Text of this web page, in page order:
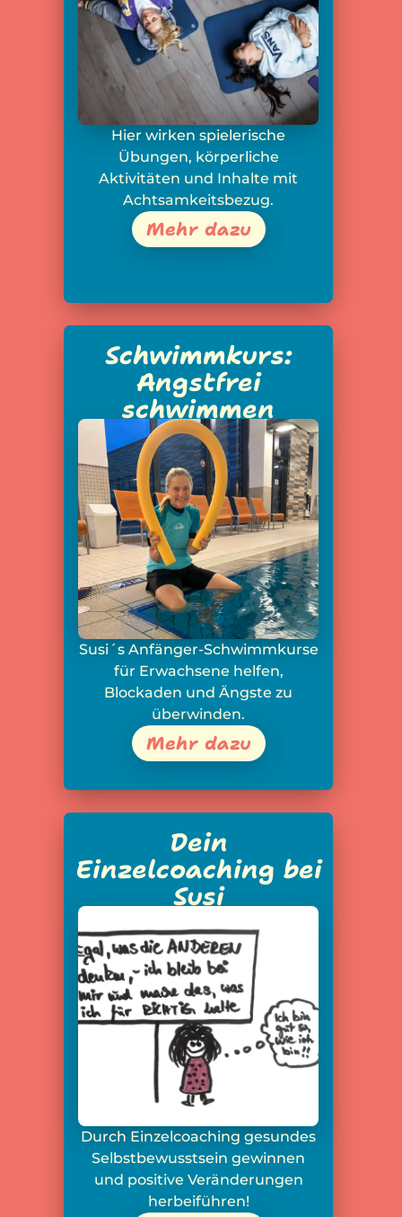
Hier wirken spielerische
Übungen, körperliche
Aktivitäten und Inhalte mit
Achtsamkeitsbezug.
Mehr dazu
Schwimmkurs:
Angstfrei
schwimmen
Susi´s Anfänger-Schwimmkurse
für Erwachsene helfen,
Blockaden und Ängste zu
überwinden.
Mehr dazu
Dein
Einzelcoaching bei
Susi
Durch Einzelcoaching gesundes
Selbstbewusstsein gewinnen
und positive Veränderungen
herbeiführen!